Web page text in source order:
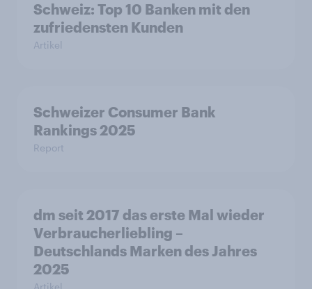
Schweiz: Top 10 Banken mit den
zufriedensten Kunden
Artikel
Schweizer Consumer Bank
Rankings 2025
Report
dm seit 2017 das erste Mal wieder
Verbraucherliebling –
Deutschlands Marken des Jahres
2025
Artikel